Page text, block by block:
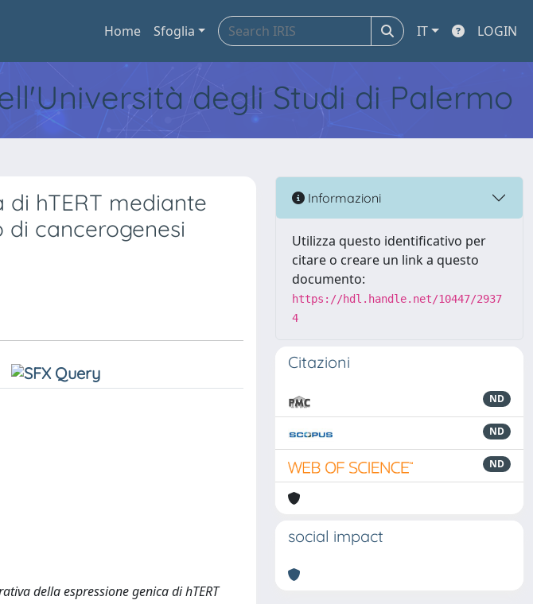
Home Sfoglia IT LOGIN
degli Studi di Palermo
hTERT mediante
di cancerogenesi
della espressione genica di hTERT
Informazioni
Utilizza questo identificativo per
citare o creare un link a questo
documento:
https://hdl.handle.net/10447/2937
4
Citazioni
ND
ND
ND
social impact